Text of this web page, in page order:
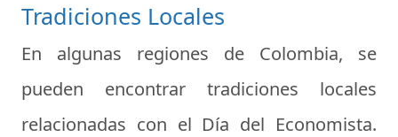
Tradiciones Locales
En algunas regiones de Colombia, se
pueden encontrar tradiciones locales
relacionadas con el Día del Economista.